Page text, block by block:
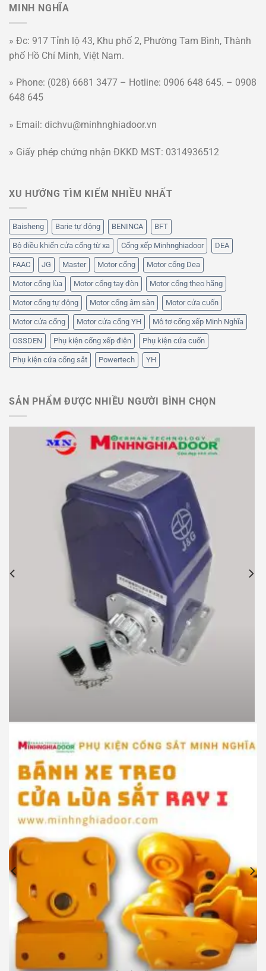
MINH NGHĨA
» Đc: 917 Tỉnh lộ 43, Khu phố 2, Phường Tam Bình, Thành
phố Hồ Chí Minh, Việt Nam.
» Phone: (028) 6681 3477 – Hotline: 0906 648 645. – 0908
648 645
» Email: dichvu@minhnghiadoor.vn
» Giấy phép chứng nhận ĐKKD MST: 0314936512
XU HƯỚNG TÌM KIẾM NHIỀU NHẤT
Baisheng Barie tự động BENINCA BFT
Bộ điều khiển cửa cổng từ xa Cổng xếp Minhnghiadoor DEA
FAAC JG Master Motor cổng Motor cổng Dea
Motor cổng lùa Motor cổng tay đòn Motor cổng theo hãng
Motor cổng tự động Motor cổng âm sàn Motor cửa cuốn
Motor cửa cổng Motor cửa cổng YH Mô tơ cổng xếp Minh Nghĩa
OSSDEN Phụ kiện cổng xếp điện Phụ kiện cửa cuốn
Phụ kiện cửa cổng sắt Powertech YH
SẢN PHẨM ĐƯỢC NHIỀU NGƯỜI BÌNH CHỌN